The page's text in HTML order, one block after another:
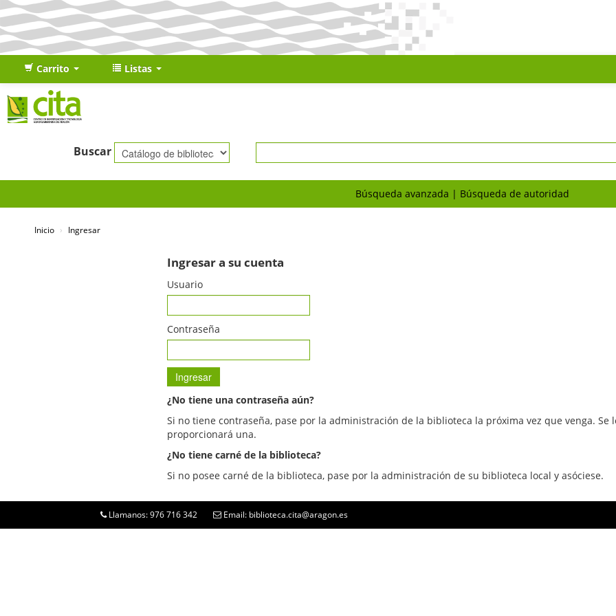
Carrito Listas
Buscar
Búsqueda avanzada Búsqueda de autoridad
Inicio › Ingresar
Ingresar a su cuenta
Usuario
Contraseña
¿No tiene una contraseña aún?
Si no tiene contraseña, pase por la administración de la biblioteca la próxima vez que venga. Se
proporcionará una.
¿No tiene carné de la biblioteca?
Si no posee carné de la biblioteca, pase por la administración de su biblioteca local y asóciese.
Llamanos: 976 716 342 Email: biblioteca.cita@aragon.es